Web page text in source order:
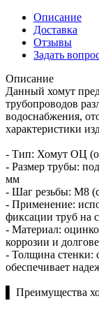
Описание
Доставка
Отзывы
Задать
Описание
Данный хомут
трубопроводов
водоснабжения,
характеристики
- Тип: Хомут ОЦ
- Размер трубы:
мм
- Шаг резьбы: М8
- Применение:
фиксации труб на
- Материал:
коррозии и
- Толщина стенки:
обеспечивает
▌ Преимущества